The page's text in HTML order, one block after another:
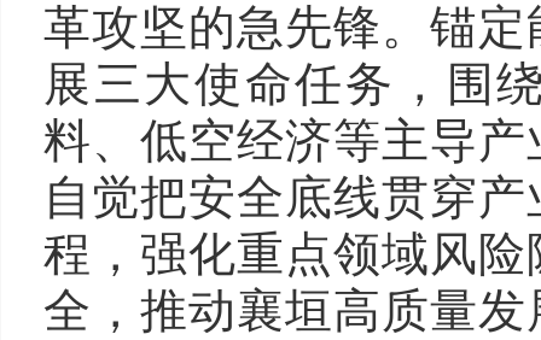
革攻坚的急先锋。锚
展三大使命任务，围
料、低空经济等主导
自觉把安全底线贯穿
程，强化重点领域风
全，推动襄垣高质量